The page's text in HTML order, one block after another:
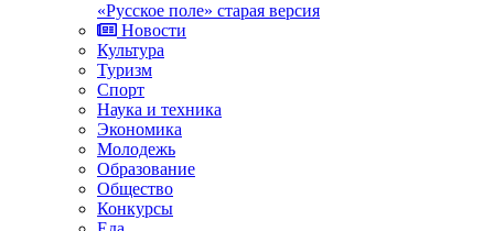
«Русское поле» старая версия
Новости
Культура
Туризм
Спорт
Наука и техника
Экономика
Молодежь
Образование
Общество
Конкурсы